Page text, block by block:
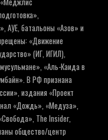
АУЕ, батальоны «Азов» и
«Движение
(ИГ, ИГИЛ),
«Аль-Каида в
В РФ признана
издания «Проект
«Дождь», «Медуза»,
The Insider,
общество/центр